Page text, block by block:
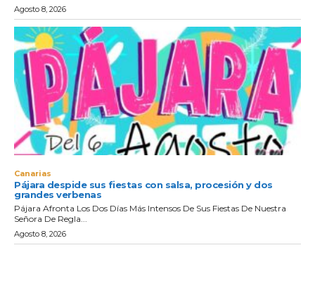
Agosto 8, 2026
Canarias
Pájara despide sus fiestas con salsa, procesión y dos
grandes verbenas
Pájara Afronta Los Dos Días Más Intensos De Sus Fiestas De Nuestra
Señora De Regla...
Agosto 8, 2026